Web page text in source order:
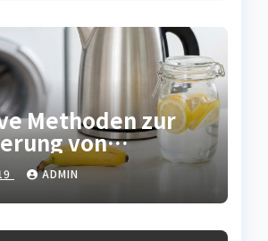
Methoden zur
von
in
ADMIN